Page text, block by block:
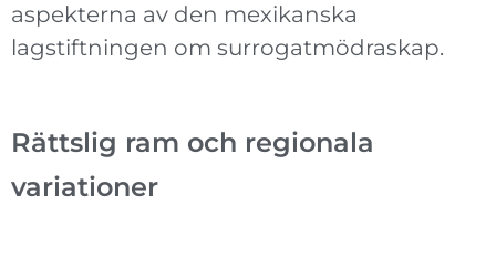
aspekterna av den mexikanska
lagstiftningen om surrogatmödraskap.
Rättslig ram och regionala
variationer